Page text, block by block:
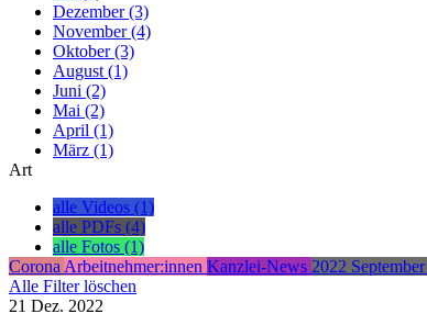
Dezember (3)
November (4)
Oktober (3)
August (1)
Juni (2)
Mai (2)
April (1)
März (1)
Art
alle Videos (1)
alle PDFs (4)
alle Fotos (1)
Corona Arbeitnehmer:innen Kanzlei-News 2022 September
Alle Filter löschen
21 Dez. 2022